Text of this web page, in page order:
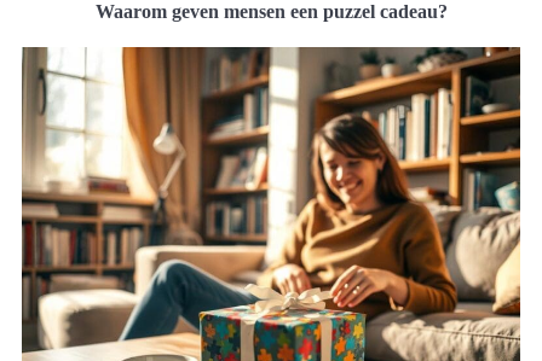
Waarom geven mensen een puzzel cadeau?